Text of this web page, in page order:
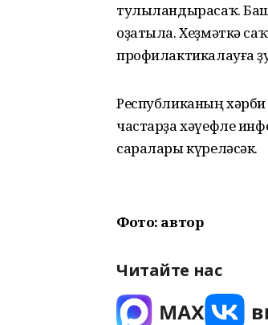
тулыландырасаҡ.
оҙатыла. Хеҙмәткә
профилактикалауға
Республиканың
частарҙа хәүефле
саралары күреләсәк.
Фото: автор
Читайте нас